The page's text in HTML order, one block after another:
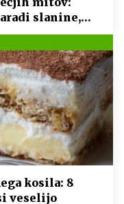
slanine,
vsi radi
kosila: 8
veselijo